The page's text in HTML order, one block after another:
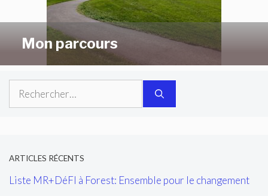
Mon parcours
Rechercher :
ARTICLES RÉCENTS
Liste MR+DéFI à Forest: Ensemble pour le changement